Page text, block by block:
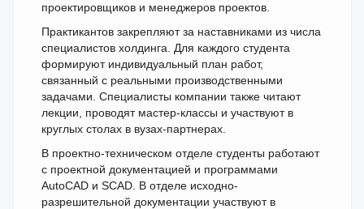
проектировщиков и менеджеров проектов.
Практикантов закрепляют за наставниками из числа
специалистов холдинга. Для каждого студента
формируют индивидуальный план работ,
связанный с реальными производственными
задачами. Специалисты компании также читают
лекции, проводят мастер-классы и участвуют в
круглых столах в вузах-партнерах.
В проектно-техническом отделе студенты работают
с проектной документацией и программами
AutoCAD и SCAD. В отделе исходно-
разрешительной документации участвуют в